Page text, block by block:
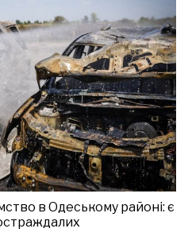
в Одеському районі: є